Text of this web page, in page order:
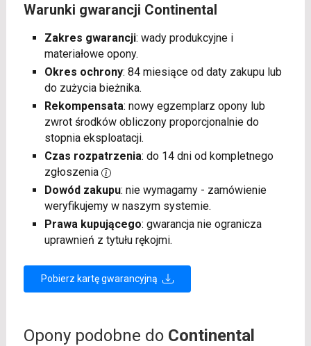
Warunki gwarancji Continental
Zakres gwarancji: wady produkcyjne i
materiałowe opony.
Okres ochrony: 84 miesiące od daty zakupu lub
do zużycia bieżnika.
Rekompensata: nowy egzemplarz opony lub
zwrot środków obliczony proporcjonalnie do
stopnia eksploatacji.
Czas rozpatrzenia: do 14 dni od kompletnego
zgłoszenia
Dowód zakupu: nie wymagamy - zamówienie
weryfikujemy w naszym systemie.
Prawa kupującego: gwarancja nie ogranicza
uprawnień z tytułu rękojmi.
Pobierz kartę gwarancyjną
Opony podobne do Continental